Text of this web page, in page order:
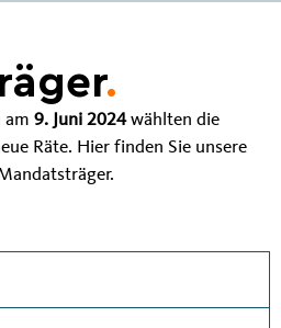
.
am 9. Juni 2024wählten die
Räte. Hier finden Sie unsere